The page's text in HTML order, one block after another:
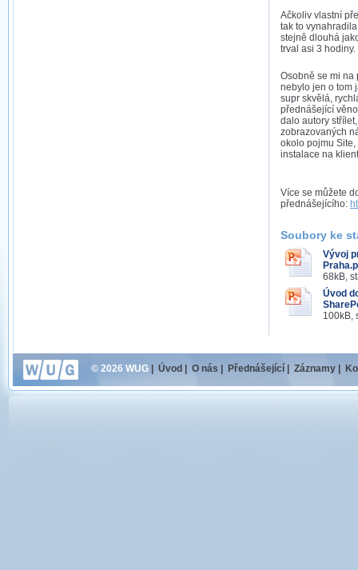
Ačkoliv vlastní
tak to
stejně dlouhá
trval asi 3 hodiny.
Osobně se mi na
nebylo jen o tom
supr skvělá,
přednášející
dalo autory
zobrazovaných
okolo pojmu
instalace na
Více se můžete
přednášejícího:
Soubory ke
Vývoj
68kB,
Úvod
100kB,
© 2026 WUG Úvod O nás Přednášející Záznamy